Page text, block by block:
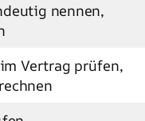
nennen,
Vertrag prüfen,